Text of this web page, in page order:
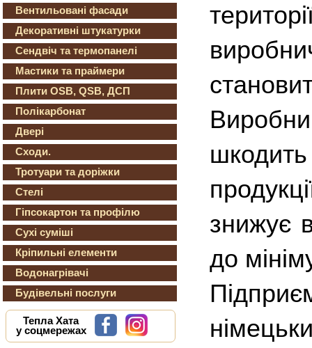
Вентильовані фасади
Декоративні штукатурки
Сендвіч та термопанелі
Мастики та праймери
Плити OSB, QSB, ДСП
Полікарбонат
Двері
Сходи.
Тротуари та доріжки
Стелі
Гіпсокартон та профілю
Сухі суміші
Кріпильні елементи
Водонагрівачі
Будівельні послуги
Тепла Хата
у соцмережах
знижує
до